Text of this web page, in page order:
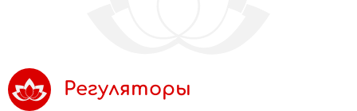
Регуляторы